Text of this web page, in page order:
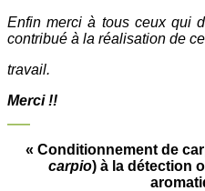
Enfin merci à tous ceux qui
contribué à la réalisation de ce
travail.
Merci !!
« Conditionnement de
carpio) à la détection